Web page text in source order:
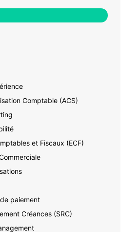
Comptable (ACS)
et Fiscaux (ECF)
paiement
Créances (SRC)